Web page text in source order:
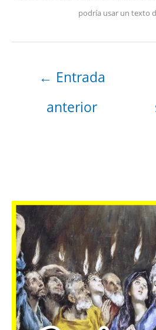
podría usar un texto
← Entrada
anterior